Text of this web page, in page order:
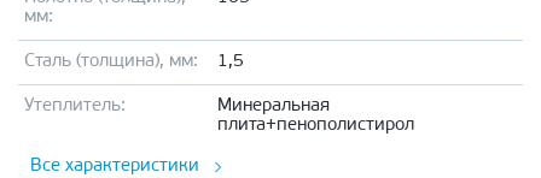
мм:
Сталь (толщина), мм: 1,5
Утеплитель:
Минеральная
плита+пенополистирол
Все характеристики